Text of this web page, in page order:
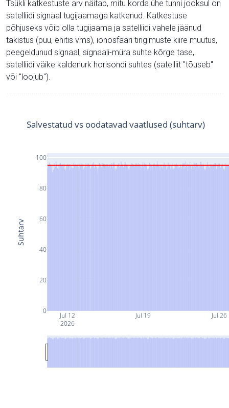
Tsükli katkestuste arv näitab, mitu korda ühe tunni jooksul on
satelliidi signaal tugijaamaga katkenud. Katkestuse
põhjuseks võib olla tugijaama ja satelliidi vahele jäänud
takistus (puu, ehitis vms), ionosfääri tingimuste kiire muutus,
peegeldunud signaal, signaali-müra suhte kõrge tase,
satelliidi väike kaldenurk horisondi suhtes (satelliit "tõuseb"
või "loojub").
Jul 12
2026
Jul 19 Jul 26
0
20
40
60
80
100
Salvestatud vs oodatavad vaatlused (suhtarv)
Suhtarv